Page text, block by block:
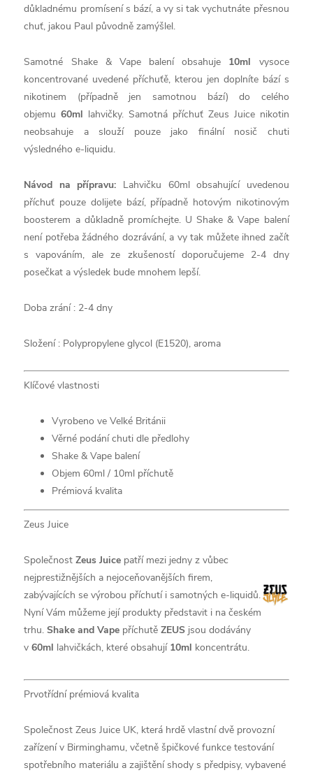
důkladnému promísení s bází, a vy si tak vychutnáte přesnou
chuť, jakou Paul původně zamýšlel.
Samotné Shake & Vape balení obsahuje 10ml
vysoce
koncentrované uvedené příchuťě, kterou jen doplníte bází s
nikotinem (případně jen samotnou bází) do celého
objemu 60ml lahvičky. Samotná příchuť Zeus Juice nikotin
neobsahuje a slouží pouze jako finální nosič chuti
výsledného e-liquidu.
Návod na přípravu: Lahvičku 60ml obsahující uvedenou
příchuť pouze dolijete bází, případně hotovým nikotinovým
boosterem a důkladně promíchejte. U Shake & Vape balení
není potřeba žádného dozrávání, a vy tak můžete ihned začít
s vapováním, ale ze zkušeností doporučujeme 2-4 dny
posečkat a výsledek bude mnohem lepší.
Doba zrání : 2-4 dny
Složení : Polypropylene glycol (E1520), aroma
Klíčové vlastnosti
Vyrobeno ve Velké Británii
Věrné podání chuti dle předlohy
Shake & Vape balení
Objem 60ml / 10ml příchutě
Prémiová kvalita
Zeus Juice
Společnost Zeus Juice patří mezi jedny z vůbec
nejprestižnějších a nejoceňovanějších firem,
zabývajících se výrobou příchutí i samotných e-liquidů.
Nyní Vám můžeme její produkty představit i na českém
trhu.Shake and Vape příchutě ZEUS jsou dodávány
v 60ml lahvičkách, které obsahují 10ml koncentrátu.
Prvotřídní prémiová kvalita
Společnost Zeus Juice UK, která hrdě vlastní dvě provozní
zařízení v Birminghamu, včetně špičkové funkce testování
spotřebního materiálu a zajištění shody s předpisy, vybavené